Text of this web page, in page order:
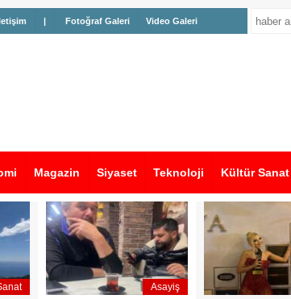
| Fotoğraf Galeri Video Galeri
Magazin Siyaset Teknoloji Kültür Sanat
Asayiş